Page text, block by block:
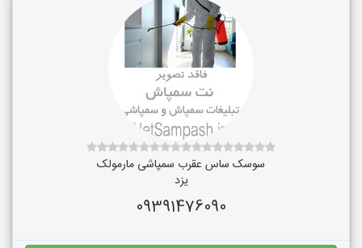
سوسک ساس عقرب سمپاشی مارمولک
یزد
09391476090